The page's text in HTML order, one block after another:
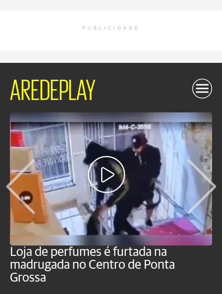
PUBLICIDADE
AREDEPLAY
Loja de perfumes é furtada na
madrugada no Centro de Ponta
Grossa